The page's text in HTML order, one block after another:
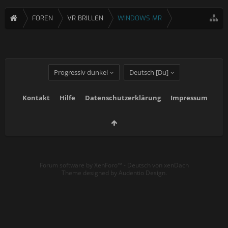
FOREN VR BRILLEN WINDOWS MR
Progressiv dunkel Deutsch [Du]
Kontakt Hilfe Datenschutzerklärung Impressum
Forum software by XenForo™ - Deutsch von xenDach
Theme designed by Audentio Design.